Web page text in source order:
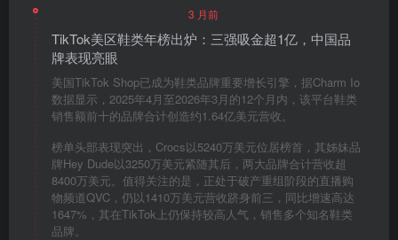
3 月前
TikTok美区鞋类年榜出炉：三强吸金超1亿，中国品
牌表现亮眼
美国TikTok Shop已成为鞋类品牌重要增长引擎，据Charm Io
数据显示，2025年4月至2026年3月的12个月内，该平台鞋类
销售额前十的品牌合计创造约1.64亿美元营收。
榜单头部表现突出，Crocs以5240万美元位居榜首，其姊妹品
牌Hey Dude以3250万美元紧随其后，两大品牌合计营收超
8400万美元。值得关注的是，正处于破产重组阶段的直播购
物频道QVC，仍以1410万美元营收跻身前三，同比增速高达
1647%，其在TikTok上仍保持较高人气，销售多个知名鞋类
品牌。